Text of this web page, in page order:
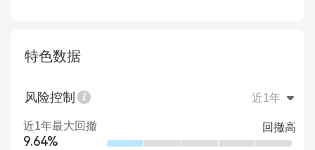
特色数据
风险控制 近1年
近1年最大回撤
9.64%
回撤高